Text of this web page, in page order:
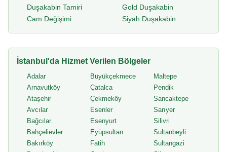
Duşakabin Tamiri
Cam Değişimi
Gold Duşakabin
Siyah Duşakabin
İstanbul'da Hizmet Verilen Bölgeler
Adalar
Arnavutköy
Ataşehir
Avcılar
Bağcılar
Bahçelievler
Bakırköy
Büyükçekmece
Çatalca
Çekmeköy
Esenler
Esenyurt
Eyüpsultan
Fatih
Maltepe
Pendik
Sancaktepe
Sarıyer
Silivri
Sultanbeyli
Sultangazi